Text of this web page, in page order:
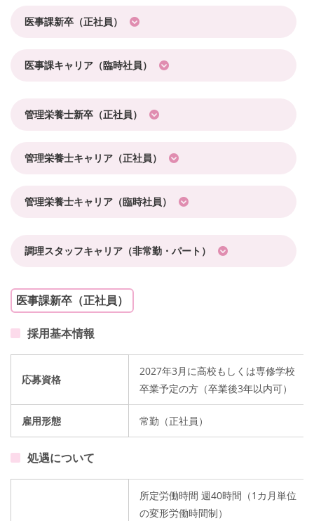
医事課新卒（正社員）
医事課キャリア（臨時社員）
管理栄養士新卒（正社員）
管理栄養士キャリア（正社員）
管理栄養士キャリア（臨時社員）
調理スタッフキャリア（非常勤・パート）
医事課新卒（正社員）
採用基本情報
応募資格
2027年3月に高校もしくは専修学校
卒業予定の方（卒業後3年以内可）
雇用形態 常勤（正社員）
処遇について
所定労働時間 週40時間（1カ月単位
の変形労働時間制）